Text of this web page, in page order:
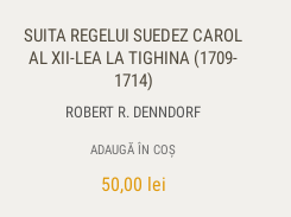
SUITA REGELUI SUEDEZ CAROL
AL XII-LEA LA TIGHINA (1709-
1714)
ROBERT R. DENNDORF
ADAUGĂ ÎN COȘ
50,00 lei